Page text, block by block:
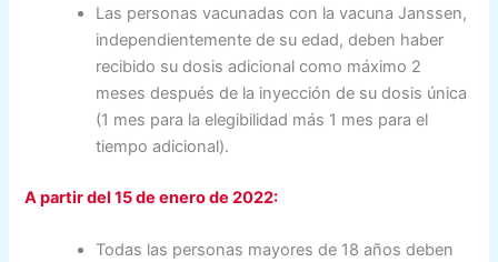
Las personas vacunadas con la vacuna Janssen,
independientemente de su edad, deben haber
recibido su dosis adicional como máximo 2
meses después de la inyección de su dosis única
(1 mes para la elegibilidad más 1 mes para el
tiempo adicional).
A partir del 15 de enero de 2022:
Todas las personas mayores de 18 años deben